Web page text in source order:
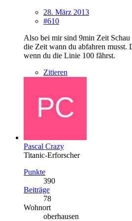
28. März 2013
#610
Also bei mir sind 9min Zeit
die Zeit wann du abfahren musst.
wenn du die Linie 100 fãhrst.
Zitieren
Pascal Crazy
Titanic-Erforscher
Punkte
390
Beiträge
78
Wohnort
oberhausen